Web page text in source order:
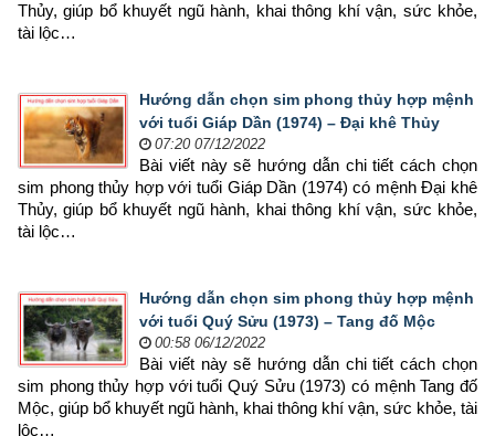
Thủy, giúp bổ khuyết ngũ hành, khai thông khí vận, sức khỏe,
tài lộc…
Hướng dẫn chọn sim phong thủy hợp mệnh
với tuổi Giáp Dần (1974) – Đại khê Thủy
07:20 07/12/2022
Bài viết này sẽ hướng dẫn chi tiết cách chọn
sim phong thủy hợp với tuổi Giáp Dần (1974) có mệnh Đại khê
Thủy, giúp bổ khuyết ngũ hành, khai thông khí vận, sức khỏe,
tài lộc…
Hướng dẫn chọn sim phong thủy hợp mệnh
với tuổi Quý Sửu (1973) – Tang đố Mộc
00:58 06/12/2022
Bài viết này sẽ hướng dẫn chi tiết cách chọn
sim phong thủy hợp với tuổi Quý Sửu (1973) có mệnh Tang đố
Mộc, giúp bổ khuyết ngũ hành, khai thông khí vận, sức khỏe, tài
lộc…